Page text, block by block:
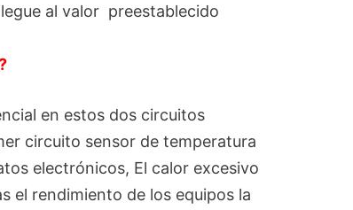
al valor preestablecido
en estos dos circuitos
circuito sensor de temperatura
electrónicos, El calor excesivo
el rendimiento de los equipos la